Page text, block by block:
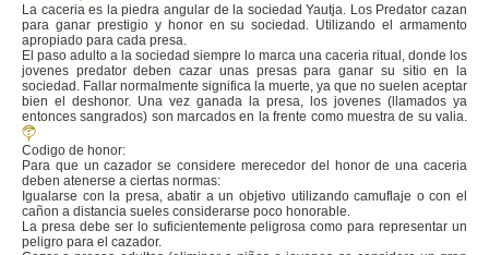
La caceria es la piedra angular de la sociedad Yautja. Los Predator cazan
para ganar prestigio y honor en su sociedad. Utilizando el armamento
apropiado para cada presa.
El paso adulto a la sociedad siempre lo marca una caceria ritual, donde los
jovenes predator deben cazar unas presas para ganar su sitio en la
sociedad. Fallar normalmente significa la muerte, ya que no suelen aceptar
bien el deshonor. Una vez ganada la presa, los jovenes (llamados ya
entonces sangrados) son marcados en la frente como muestra de su valia.
Codigo de honor:
Para que un cazador se considere merecedor del honor de una caceria
deben atenerse a ciertas normas:
Igualarse con la presa, abatir a un objetivo utilizando camuflaje o con el
cañon a distancia sueles considerarse poco honorable.
La presa debe ser lo suficientemente peligrosa como para representar un
peligro para el cazador.